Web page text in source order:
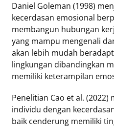
Daniel Goleman (1998)
kecerdasan emosional
membangun hubungan
yang mampu mengenali
akan lebih mudah
lingkungan dibandingkan
memiliki keterampilan
Penelitian Cao et al. (2022)
individu dengan
baik cenderung memiliki